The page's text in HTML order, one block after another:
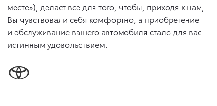
месте»), делает все для того, чтобы, приходя к нам,
Вы чувствовали себя комфортно, а приобретение
и обслуживание вашего автомобиля стало для вас
истинным удовольствием.